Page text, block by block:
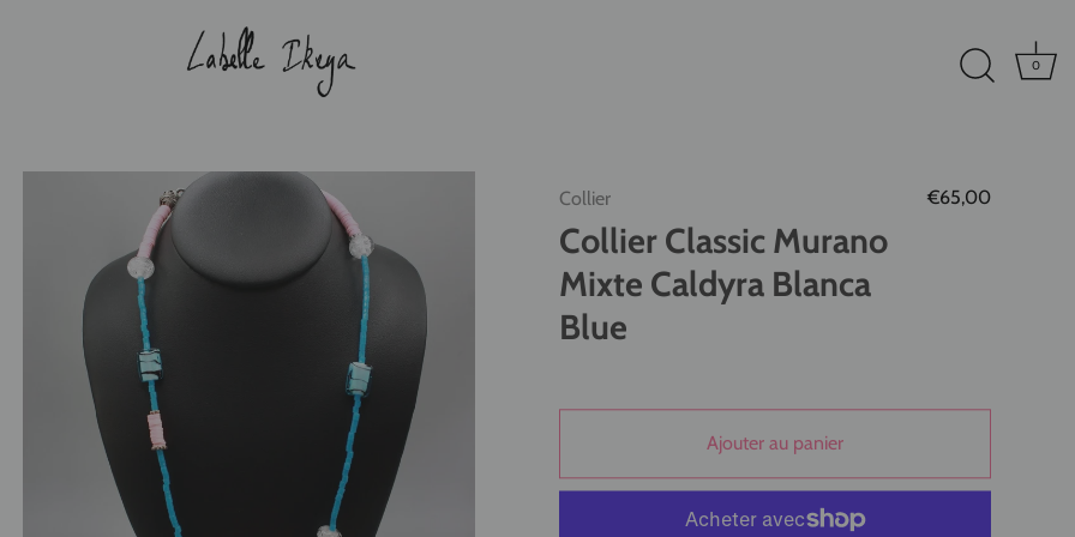
0
Collier €65,00
Collier Classic Murano
Mixte Caldyra Blanca
Blue
Ajouter au panier